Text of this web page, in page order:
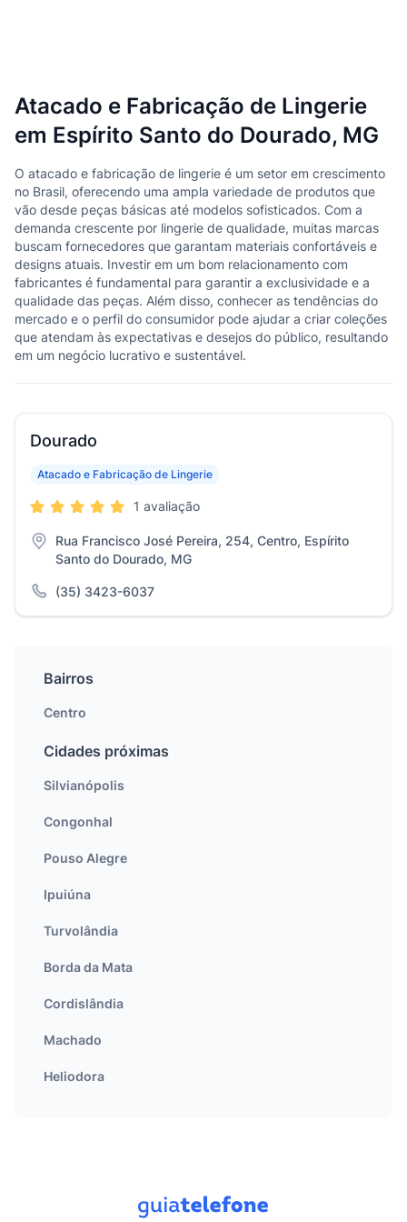
Atacado e Fabricação de Lingerie
em Espírito Santo do Dourado, MG
O atacado e fabricação de lingerie é um setor em crescimento
no Brasil, oferecendo uma ampla variedade de produtos que
vão desde peças básicas até modelos sofisticados. Com a
demanda crescente por lingerie de qualidade, muitas marcas
buscam fornecedores que garantam materiais confortáveis e
designs atuais. Investir em um bom relacionamento com
fabricantes é fundamental para garantir a exclusividade e a
qualidade das peças. Além disso, conhecer as tendências do
mercado e o perfil do consumidor pode ajudar a criar coleções
que atendam às expectativas e desejos do público, resultando
em um negócio lucrativo e sustentável.
Dourado
Atacado e Fabricação de Lingerie
1 avaliação
Rua Francisco José Pereira, 254, Centro, Espírito
Santo do Dourado, MG
(35) 3423-6037
Bairros
Centro
Cidades próximas
Silvianópolis
Congonhal
Pouso Alegre
Ipuiúna
Turvolândia
Borda da Mata
Cordislândia
Machado
Heliodora